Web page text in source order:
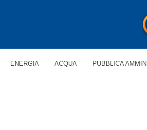
ENERGIA ACQUA PUBBLICA